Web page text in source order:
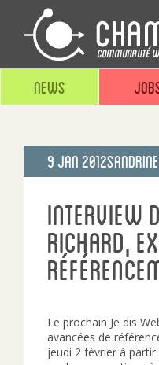
News
Publié
9 Jan 2012
Interview
Richard,
Le prochain Je dis
avancées de
jeudi 2 février à